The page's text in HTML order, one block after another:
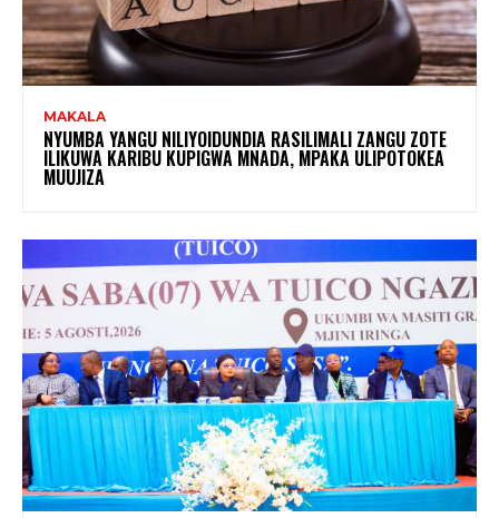
MAKALA
NYUMBA YANGU NILIYOIDUNDIA RASILIMALI ZANGU ZOTE
ILIKUWA KARIBU KUPIGWA MNADA, MPAKA ULIPOTOKEA
MUUJIZA